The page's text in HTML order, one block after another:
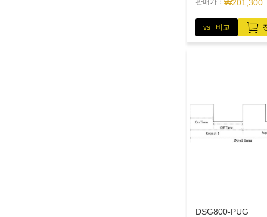
판매가： ₩201,300
vs 비교
DSG800-PUG